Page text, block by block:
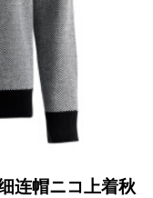
连帽ニコ上着秋